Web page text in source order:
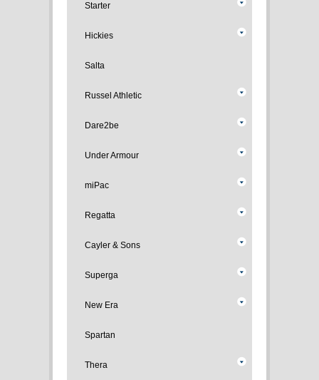
Starter
Hickies
Salta
Russel Athletic
Dare2be
Under Armour
miPac
Regatta
Cayler & Sons
Superga
New Era
Spartan
Thera